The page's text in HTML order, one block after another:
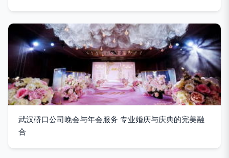
武汉硚口公司晚会与年会服务 专业婚庆与庆典的完美融
合